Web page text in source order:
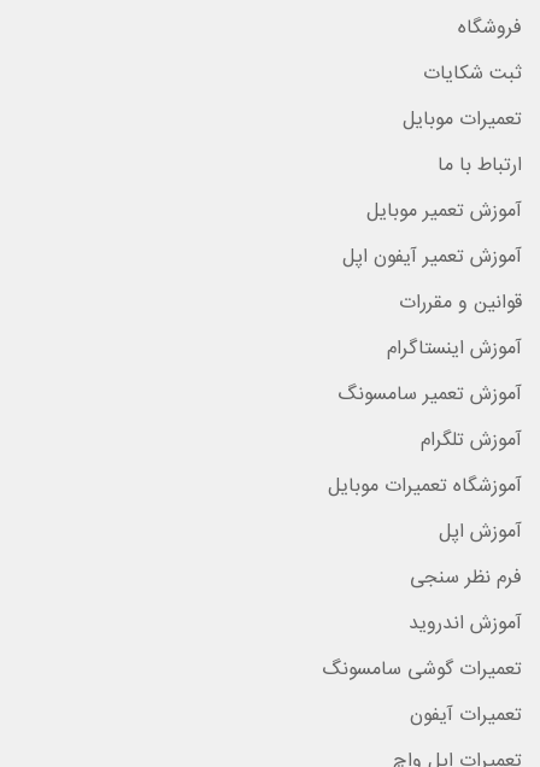
فروشگاه
ثبت شکایات
تعمیرات موبایل
ارتباط با ما
آموزش تعمیر موبایل
آموزش تعمیر آیفون اپل
قوانین و مقررات
آموزش اینستاگرام
آموزش تعمیر سامسونگ
آموزش تلگرام
آموزشگاه تعمیرات موبایل
آموزش اپل
فرم نظر سنجی
آموزش اندروید
تعمیرات گوشی سامسونگ
تعمیرات آیفون